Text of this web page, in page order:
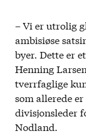
– Vi er utrolig
ambisiøse
byer. Dette er
Henning
tverrfaglige
som allerede
divisjonsleder
Nodland.